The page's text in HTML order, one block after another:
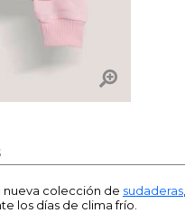
nueva colección de sudaderas
los días de clima frío.